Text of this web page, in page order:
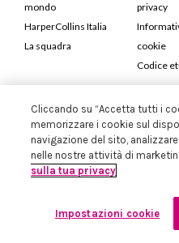
mondo
HarperCollins Italia
La squadra
privacy
cookie
Codice
HarperCollins Italia
Cod. Fiscale e P.IVA
Iscritta in Milano al Registro delle
Cliccando su “Accetta tutti i
memorizzare i cookie sul
navigazione del sito,
nelle nostre attività di
sulla tua privacy
Impostazioni cookie